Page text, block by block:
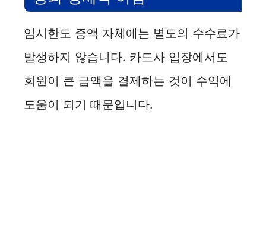
임시한도 증액 자체에는 별도의 수수료가
발생하지 않습니다. 카드사 입장에서도
회원이 큰 금액을 결제하는 것이 수익에
도움이 되기 때문입니다.